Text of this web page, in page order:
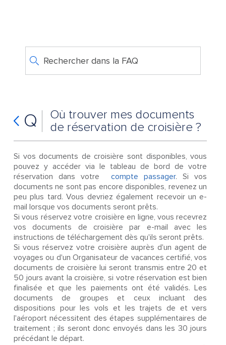
Rechercher dans la FAQ
Q
Où trouver mes documents
de réservation de croisière ?
Si vos documents de croisière sont disponibles, vous
pouvez y accéder via le tableau de bord de votre
réservation dans votre compte passager. Si vos
documents ne sont pas encore disponibles, revenez un
peu plus tard. Vous devriez également recevoir un e-
mail lorsque vos documents seront prêts.
Si vous réservez votre croisière en ligne, vous recevrez
vos documents de croisière par e-mail avec les
instructions de téléchargement dès qu'ils seront prêts.
Si vous réservez votre croisière auprès d'un agent de
voyages ou d'un Organisateur de vacances certifié, vos
documents de croisière lui seront transmis entre 20 et
50 jours avant la croisière, si votre réservation est bien
finalisée et que les paiements ont été validés. Les
documents de groupes et ceux incluant des
dispositions pour les vols et les trajets de et vers
l'aéroport nécessitent des étapes supplémentaires de
traitement ; ils seront donc envoyés dans les 30 jours
précédant le départ.